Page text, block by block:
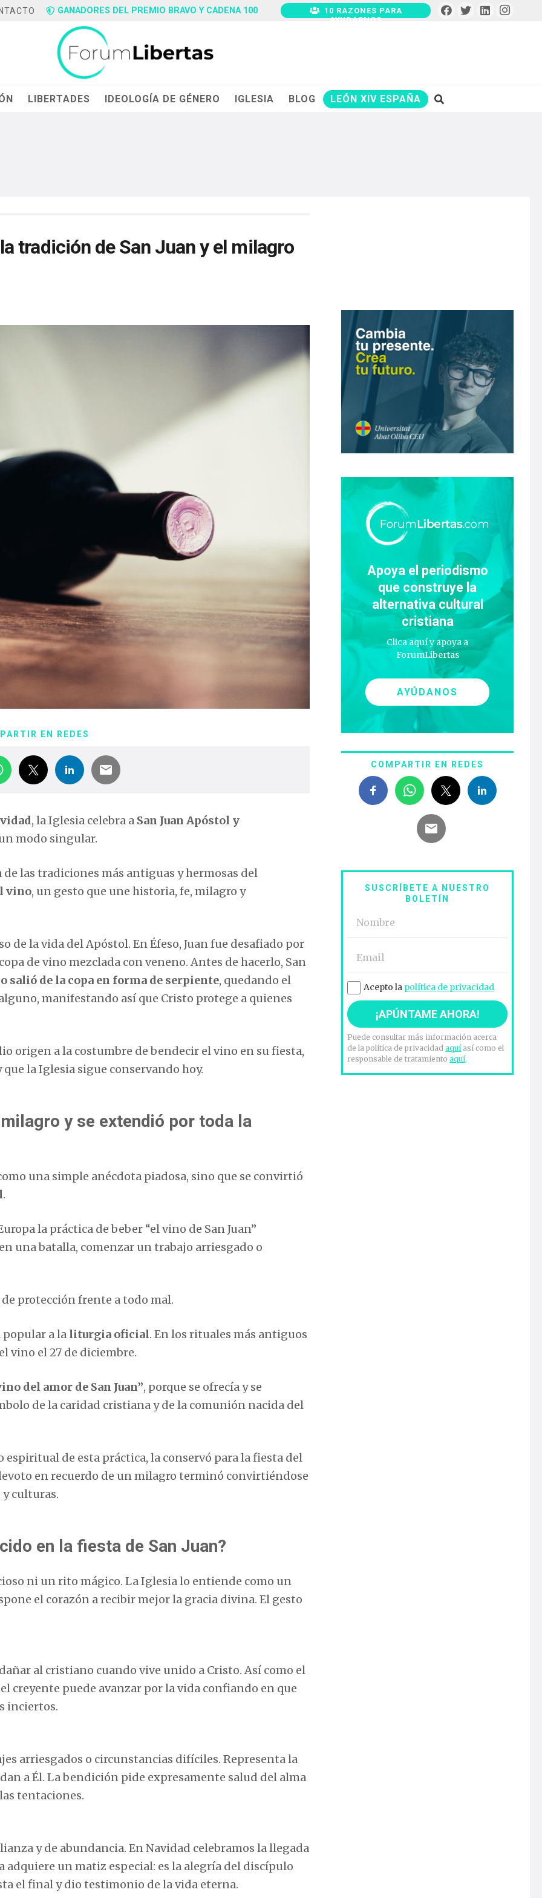
GANADORES DEL PREMIO BRAVO Y CADENA 100
10 RAZONES PARA
AYUDARNOS
LIBERTADES IDEOLOGÍA DE GÉNERO IGLESIA BLOG LEÓN XIV ESPAÑA
tradición de San Juan y el milagro
EN REDES
, la Iglesia celebra a San Juan Apóstol y
modo singular.
las tradiciones más antiguas y hermosas del
vino, un gesto que une historia, fe, milagro y
de la vida del Apóstol. En Éfeso, Juan fue desafiado por
de vino mezclada con veneno. Antes de hacerlo, San
salió de la copa en forma de serpiente, quedando el
manifestando así que Cristo protege a quienes
origen a la costumbre de bendecir el vino en su fiesta,
la Iglesia sigue conservando hoy.
y se extendió por toda la
una simple anécdota piadosa, sino que se convirtió
.
la práctica de beber “el vino de San Juan”
una batalla, comenzar un trabajo arriesgado o
protección frente a todo mal.
popular a la liturgia oficial. En los rituales más antiguos
vino el 27 de diciembre.
del amor de San Juan”, porque se ofrecía y se
de la caridad cristiana y de la comunión nacida del
de esta práctica, la conservó para la fiesta del
en recuerdo de un milagro terminó convirtiéndose
culturas.
en la fiesta de San Juan?
ni un rito mágico. La Iglesia lo entiende como un
el corazón a recibir mejor la gracia divina. El gesto
al cristiano cuando vive unido a Cristo. Así como el
creyente puede avanzar por la vida confiando en que
inciertos.
arriesgados o circunstancias difíciles. Representa la
a Él. La bendición pide expresamente salud del alma
tentaciones.
y de abundancia. En Navidad celebramos la llegada
adquiere un matiz especial: es la alegría del discípulo
el final y dio testimonio de la vida eterna.
Apoya el periodismo
que construye la
alternativa cultural
cristiana
Clica aquí y apoya a
ForumLibertas
AYÚDANOS
COMPARTIR EN REDES
SUSCRÍBETE A NUESTRO
BOLETÍN
Acepto la política de privacidad
Puede consultar más información acerca
de la política de privacidadaquíasí como el
responsable de tratamientoaquí.